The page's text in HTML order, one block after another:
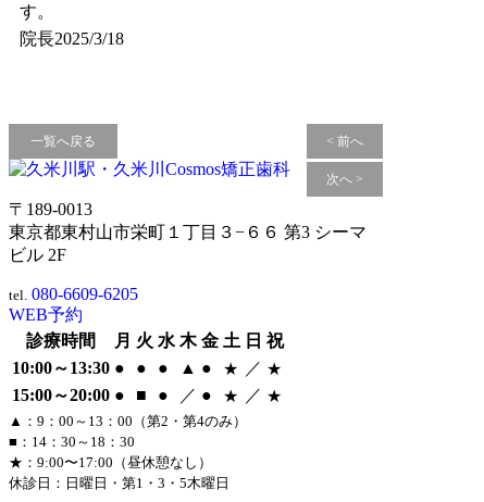
す。
院長2025/3/18
一覧へ戻る < 前へ
次へ >
〒189-0013
東京都東村山市栄町１丁目３−６６ 第3 シーマ
ビル 2F
tel. 080-6609-6205
WEB予約
診療時間
月 火 水 木 金 土 日 祝
10:00～13:30 ● ● ● ▲ ● ★ ／ ★
15:00～20:00 ● ■ ● ／ ● ★ ／ ★
▲：9：00～13：00（第2・第4のみ）
■：14：30～18：30
★：9:00〜17:00（昼休憩なし）
休診日：日曜日・第1・3・5木曜日